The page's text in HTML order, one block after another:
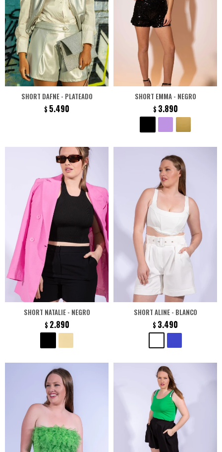
SHORT DAFNE - PLATEADO
$ 5.490
SHORT EMMA - NEGRO
$ 3.890
SHORT NATALIE - NEGRO
$ 2.890
SHORT ALINE - BLANCO
$ 3.490